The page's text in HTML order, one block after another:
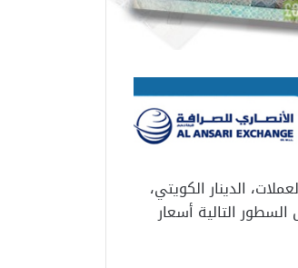
الدينار الكويتي،
التالية أسعار